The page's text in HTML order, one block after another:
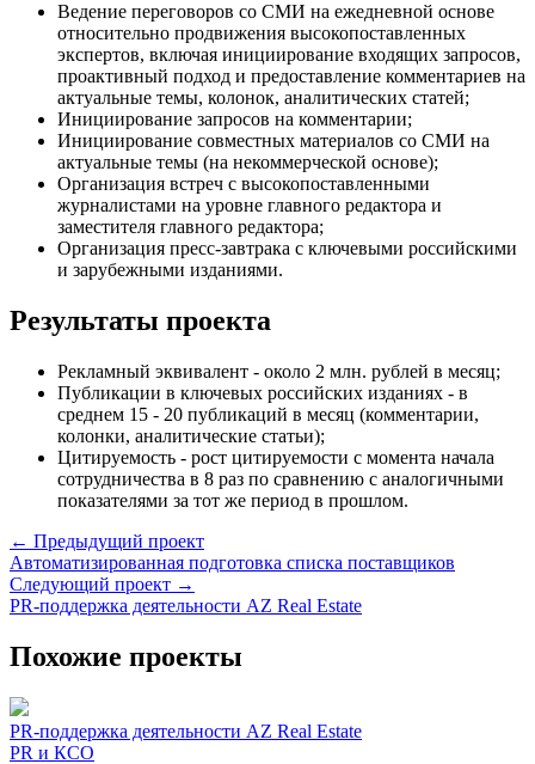
Ведение переговоров со СМИ на ежедневной основе
относительно продвижения высокопоставленных
экспертов, включая инициирование входящих запросов,
проактивный подход и предоставление комментариев на
актуальные темы, колонок, аналитических статей;
Инициирование запросов на комментарии;
Инициирование совместных материалов со СМИ на
актуальные темы (на некоммерческой основе);
Организация встреч с высокопоставленными
журналистами на уровне главного редактора и
заместителя главного редактора;
Организация пресс-завтрака с ключевыми российскими
и зарубежными изданиями.
Результаты проекта
Рекламный эквивалент - около 2 млн. рублей в месяц;
Публикации в ключевых российских изданиях - в
среднем 15 - 20 публикаций в месяц (комментарии,
колонки, аналитические статьи);
Цитируемость - рост цитируемости с момента начала
сотрудничества в 8 раз по сравнению с аналогичными
показателями за тот же период в прошлом.
← Предыдущий проект
Автоматизированная подготовка списка поставщиков
Следующий проект →
PR-поддержка деятельности AZ Real Estate
Похожие проекты
PR-поддержка деятельности AZ Real Estate
PR и КСО